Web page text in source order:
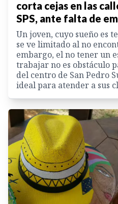
corta cejas en las
SPS, ante falta de
Un joven, cuyo sueño es
se ve limitado al no
embargo, el no tener un
trabajar no es obstáculo
del centro de San Pedro
ideal para atender a sus